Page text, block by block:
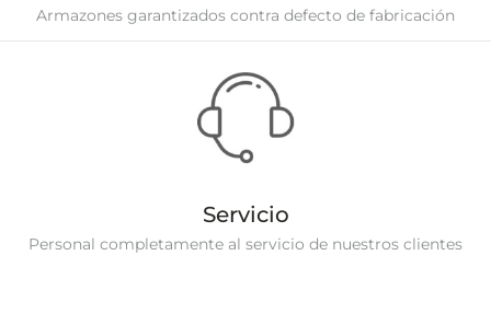
Armazones garantizados contra defecto de fabricación
Servicio
Personal completamente al servicio de nuestros clientes